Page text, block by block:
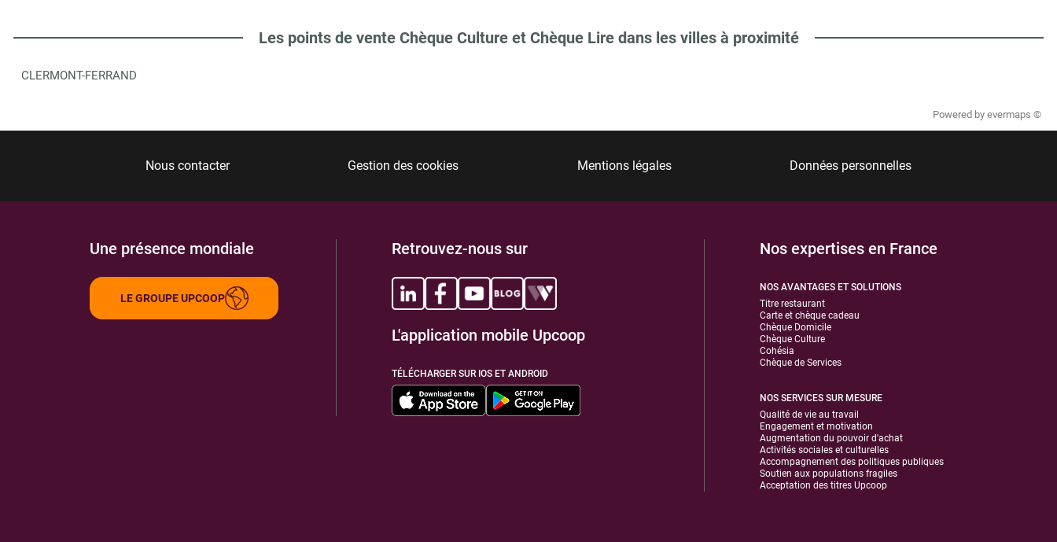
Les points de vente Chèque Culture et Chèque Lire dans les villes à proximité
CLERMONT-FERRAND
Powered by evermaps ©
Nous contacter Gestion des cookies Mentions légales Données personnelles
Une présence mondiale
LE GROUPE UPCOOP
Retrouvez-nous sur
L'application mobile Upcoop
TÉLÉCHARGER SUR IOS ET ANDROID
Nos expertises en France
NOS AVANTAGES ET SOLUTIONS
Titre restaurant
Carte et chèque cadeau
Chèque Domicile
Chèque Culture
Cohésia
Chèque de Services
NOS SERVICES SUR MESURE
Qualité de vie au travail
Engagement et motivation
Augmentation du pouvoir d'achat
Activités sociales et culturelles
Accompagnement des politiques publiques
Soutien aux populations fragiles
Acceptation des titres Upcoop